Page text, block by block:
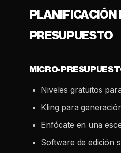
PLANIFICACIÓN
PRESUPUESTO
MICRO-
Niveles gratuitos
Kling para
Enfócate en una
Software de edición